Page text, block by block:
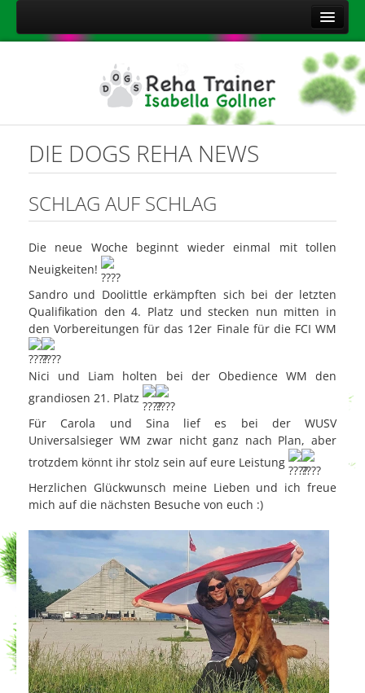
Kontakt
Impressum
Datenschutzerklärung
Onlineshop Nahrungsergänzungsmittel
DIE DOGS REHA NEWS
SCHLAG AUF SCHLAG
Die neue Woche beginnt wieder einmal mit tollen
Neuigkeiten!
Sandro und Doolittle erkämpften sich bei der letzten
Qualifikation den 4. Platz und stecken nun mitten in
den Vorbereitungen für das 12er Finale für die FCI WM
Nici und Liam holten bei der Obedience WM den
grandiosen 21. Platz
Für Carola und Sina lief es bei der WUSV
Universalsieger WM zwar nicht ganz nach Plan, aber
trotzdem könnt ihr stolz sein auf eure Leistung
Herzlichen Glückwunsch meine Lieben und ich freue
mich auf die nächsten Besuche von euch :)